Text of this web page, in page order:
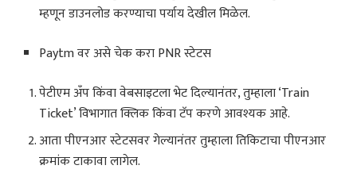
म्हणून डाउनलोड करण्याचा पर्याय देखील मिळेल.
Paytm वर असे चेक करा PNR स्टेटस
पेटीएम अँप किंवा वेबसाइटला भेट दिल्यानंतर, तुम्हाला ‘Train
Ticket’ विभागात क्लिक किंवा टॅप करणे आवश्यक आहे.
आता पीएनआर स्टेटसवर गेल्यानंतर तुम्हाला तिकिटाचा पीएनआर
क्रमांक टाकावा लागेल.